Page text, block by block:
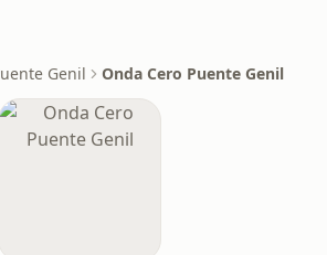
Genil Onda Cero Puente Genil